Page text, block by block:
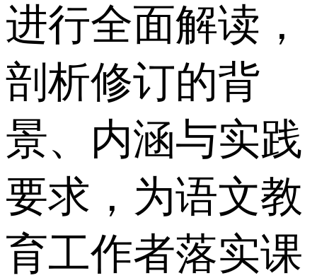
进行全面解读，
剖析修订的背
景、内涵与实践
要求，为语文教
育工作者落实课